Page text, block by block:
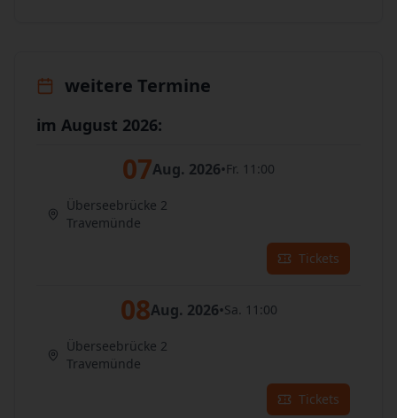
weitere Termine
im August 2026:
07Aug. 2026•Fr. 11:00
Überseebrücke 2
Travemünde
Tickets
08Aug. 2026•Sa. 11:00
Überseebrücke 2
Travemünde
Tickets